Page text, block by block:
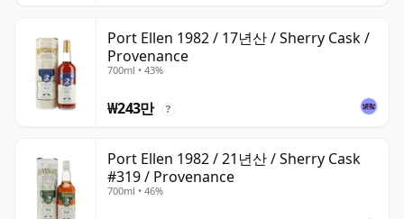
Port Ellen 1982 / 17년산 / Sherry Cask /
Provenance
700ml • 43%
₩243만 ?
Port Ellen 1982 / 21년산 / Sherry Cask
#319 / Provenance
700ml • 46%